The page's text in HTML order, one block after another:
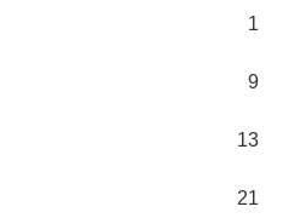
1
9
13
21